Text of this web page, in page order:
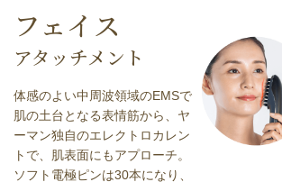
フェイス
アタッチメント
体感のよい中周波領域のEMSで
肌の土台となる表情筋から、ヤ
ーマン独自のエレクトロカレン
トで、肌表面にもアプローチ。
ソフト電極ピンは30本になり、